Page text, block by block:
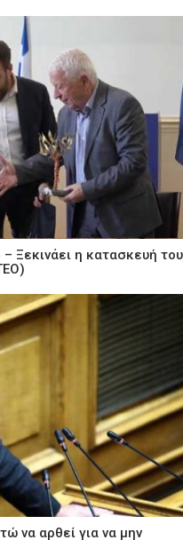
Ξεκινάει η κατασκευή του
να αρθεί για να μην